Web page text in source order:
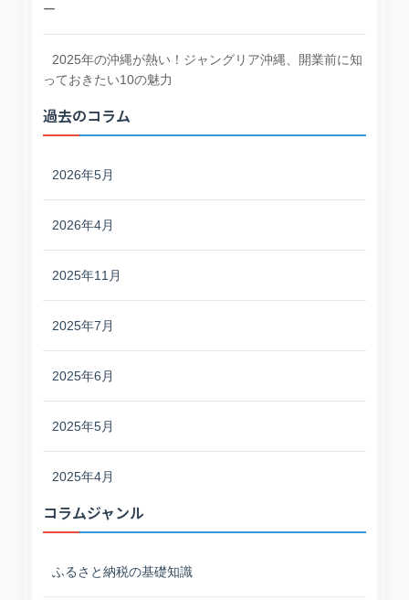
ー
2025年の沖縄が熱い！ジャングリア沖縄、開業前に知
っておきたい10の魅力
過去のコラム
2026年5月
2026年4月
2025年11月
2025年7月
2025年6月
2025年5月
2025年4月
コラムジャンル
ふるさと納税の基礎知識